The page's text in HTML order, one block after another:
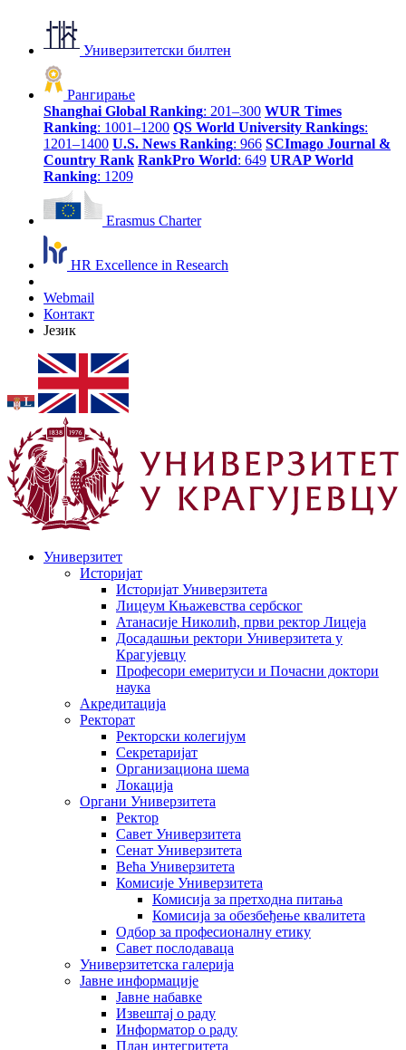
Универзитетски билтен
Рангирање
Shanghai Global Ranking: 201–300 WUR Times
Ranking: 1001–1200 QS World University Rankings:
1201–1400 U.S. News Ranking: 966 SCImago Journal &
Country Rank RankPro World: 649 URAP World
Ranking: 1209
Erasmus Charter
HR Excellence in Research
Webmail
Контакт
Језик
Универзитет
Историјат
Историјат Универзитета
Лицеум Књажевства сербског
Атанасије Николић, први ректор Лицеја
Досадашњи ректори Универзитета у
Крагујевцу
Професори емеритуси и Почасни доктори
наука
Акредитација
Ректорат
Ректорски колегијум
Секретаријат
Организациона шема
Локација
Органи Универзитета
Ректор
Савет Универзитета
Сенат Универзитета
Већа Универзитета
Комисије Универзитета
Комисија за претходна питања
Комисија за обезбеђење квалитета
Одбор за професионалну етику
Савет послодаваца
Универзитетска галерија
Јавне информације
Јавне набавке
Извештај о раду
Информатор о раду
План интегритета